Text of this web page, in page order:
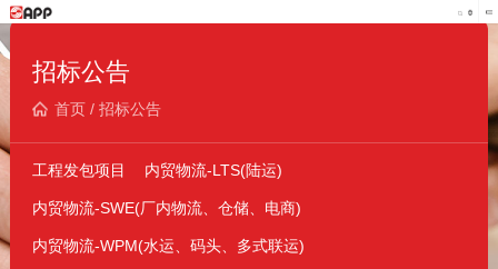
招标公告
首页/ 招标公告
工程发包项目 内贸物流-LTS(陆运)
内贸物流-SWE(厂内物流、仓储、电商)
内贸物流-WPM(水运、码头、多式联运)